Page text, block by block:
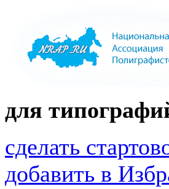
для
сделать
добавить в